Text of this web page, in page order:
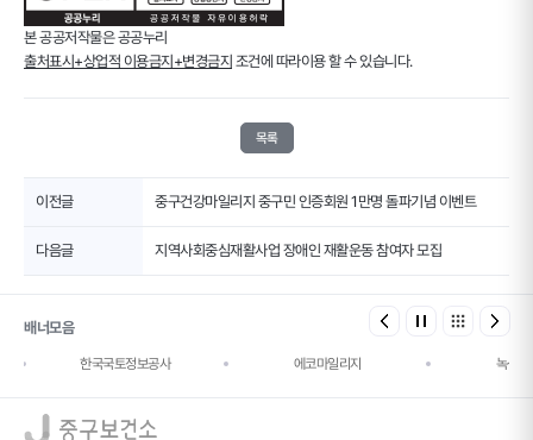
본 공공저작물은 공공누리
출처표시+상업적 이용금지+변경금지 조건에 따라이용 할 수 있습니다.
목록
이전글 중구건강마일리지 중구민 인증회원 1만명 돌파기념 이벤트
다음글 지역사회중심재활사업 장애인 재활운동 참여자 모집
배너모음
한국국토정보공사 에코마일리지 녹색건